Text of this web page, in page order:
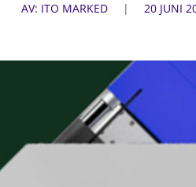
AV: ITO MARKED 20 JUNI